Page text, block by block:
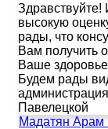
Здравствуйте!
высокую
рады, что
Вам получить
Ваше
Будем рады
Павелецкой
Мадатян Арам